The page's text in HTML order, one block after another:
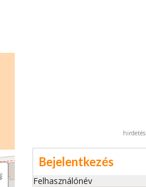
hirdetés
Bejelentkezés
Felhasználónév